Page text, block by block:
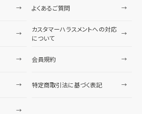
よくあるご質問
カスタマーハラスメントへの対応
について
会員規約
特定商取引法に基づく表記